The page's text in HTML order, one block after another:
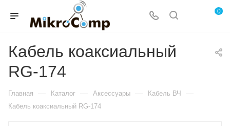
0
Кабель коаксиальный
RG-174
Главная — Каталог — Аксессуары — Кабель ВЧ —
Кабель коаксиальный RG-174